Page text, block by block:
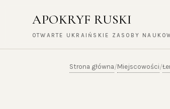
APOKRYF RUSKI
OTWARTE UKRAIŃSKIE ZASOBY
Strona główna/Miejscowości/